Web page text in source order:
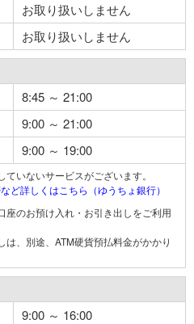
お取り扱いしません
お取り扱いしません
8:45 ～ 21:00
9:00 ～ 21:00
9:00 ～ 19:00
いないサービスがございます。
ど詳しくはこちら（ゆうちょ銀行）
座のお預け入れ・お引き出しをご利用
、別途、ATM硬貨預払料金がかかり
9:00 ～ 16:00